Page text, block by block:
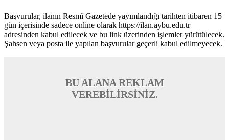
Başvurular, ilanın Resmî Gazetede yayımlandığı tarihten itibaren 15
gün içerisinde sadece online olarak https://ilan.aybu.edu.tr
adresinden kabul edilecek ve bu link üzerinden işlemler yürütülecek.
Şahsen veya posta ile yapılan başvurular geçerli kabul edilmeyecek.
BU ALANA REKLAM
VEREBİLİRSİNİZ.